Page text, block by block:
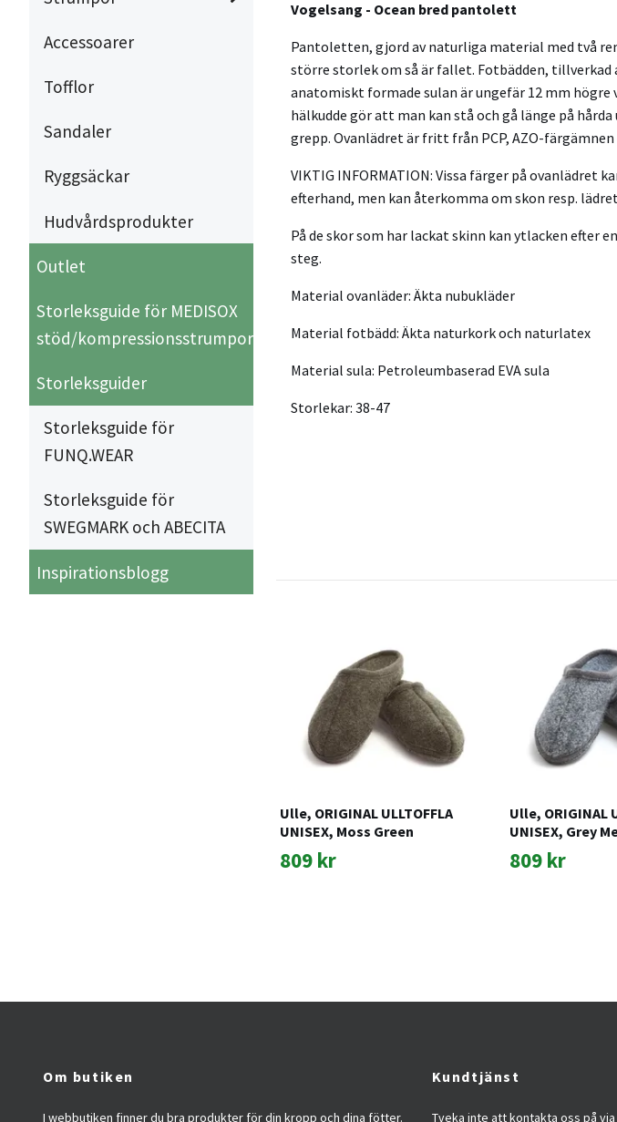
Accessoarer
Tofflor
Sandaler
Ryggsäckar
Hudvårdsprodukter
Outlet
Storleksguide för MEDISOX
stöd/kompressionsstrumpor
Storleksguider
Storleksguide för
FUNQ.WEAR
Storleksguide för
SWEGMARK och ABECITA
Inspirationsblogg
Vogelsang - Ocean bred pantolett
Pantoletten, gjord av naturliga material med två
större storlek om så är fallet. Fotbädden,
anatomiskt formade sulan är ungefär 12 mm högre
hälkudde gör att man kan stå och gå länge på
grepp. Ovanlädret är fritt från PCP, AZO-
VIKTIG INFORMATION: Vissa färger på
efterhand, men kan återkomma om skon resp.
På de skor som har lackat skinn kan ytlacken efter
steg.
Material ovanläder: Äkta nubukläder
Material fotbädd: Äkta naturkork och naturlatex
Material sula: Petroleumbaserad EVA sula
Storlekar: 38-47
Ulle, ORIGINAL ULLTOFFLA
UNISEX, Moss Green
809 kr
Ulle, ORIGINAL
UNISEX, Grey
809 kr
Om butiken
I webbutiken finner du bra produkter för din kropp och dina fötter.
Kundtjänst
Tveka inte att kontakta oss på